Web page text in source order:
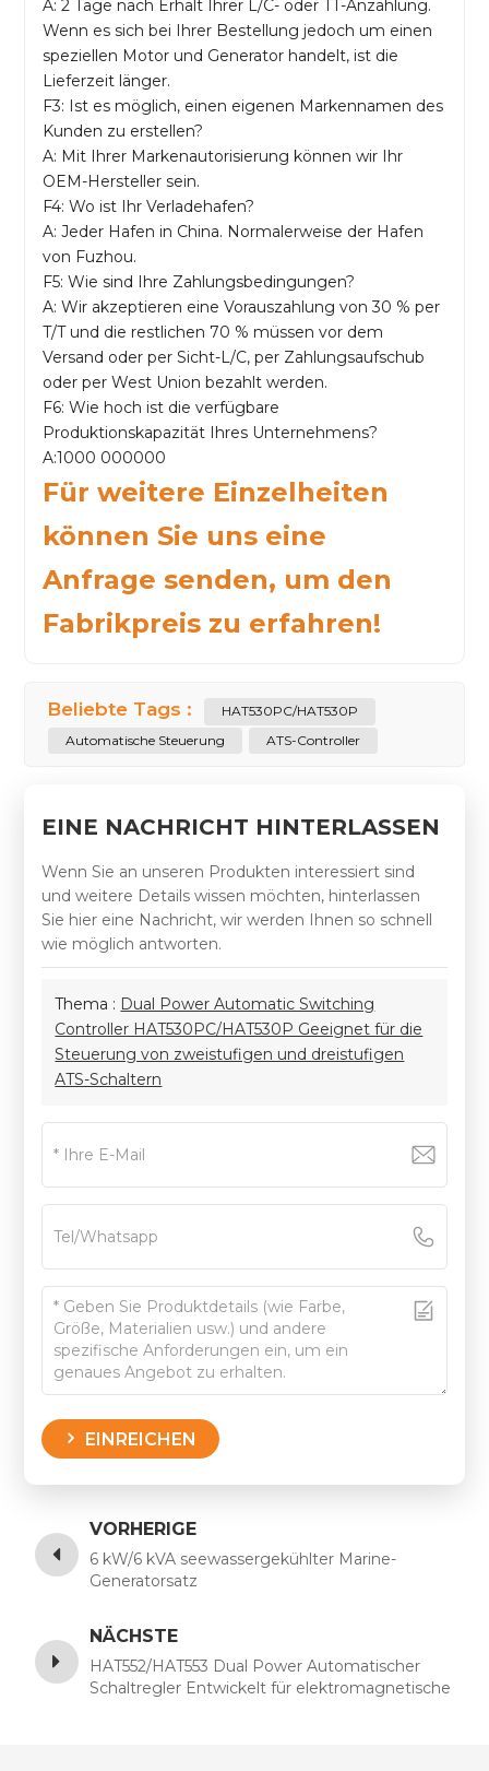
A: 2 Tage nach Erhalt Ihrer L/C- oder TT-Anzahlung.
Wenn es sich bei Ihrer Bestellung jedoch um einen
speziellen Motor und Generator handelt, ist die
Lieferzeit länger.
F3: Ist es möglich, einen eigenen Markennamen des
Kunden zu erstellen?
A: Mit Ihrer Markenautorisierung können wir Ihr
OEM-Hersteller sein.
F4: Wo ist Ihr Verladehafen?
A: Jeder Hafen in China. Normalerweise der Hafen
von Fuzhou.
F5: Wie sind Ihre Zahlungsbedingungen?
A: Wir akzeptieren eine Vorauszahlung von 30 % per
T/T und die restlichen 70 % müssen vor dem
Versand oder per Sicht-L/C, per Zahlungsaufschub
oder per West Union bezahlt werden.
F6: Wie hoch ist die verfügbare
Produktionskapazität Ihres Unternehmens?
A:1000 000000
Für weitere Einzelheiten
können Sie uns eine
Anfrage senden, um den
Fabrikpreis zu erfahren!
Beliebte Tags :
HAT530PC/HAT530P
Automatische Steuerung
ATS-Controller
EINE NACHRICHT HINTERLASSEN
Wenn Sie an unseren Produkten interessiert sind
und weitere Details wissen möchten, hinterlassen
Sie hier eine Nachricht, wir werden Ihnen so schnell
wie möglich antworten.
Thema : Dual Power Automatic Switching
Controller HAT530PC/HAT530P Geeignet für die
Steuerung von zweistufigen und dreistufigen
ATS-Schaltern
EINREICHEN
VORHERIGE
6 kW/6 kVA seewassergekühlter Marine-
Generatorsatz
NÄCHSTE
HAT552/HAT553 Dual Power Automatischer
Schaltregler Entwickelt für elektromagnetische